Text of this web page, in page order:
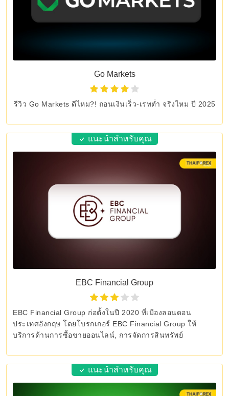
Go Markets
รีวิว Go Markets ดีไหม?! ถอนเงินเร็ว-เรทต่ำ จริงไหม ปี 2025
แนะนำสำหรับคุณ
EBC Financial Group
EBC Financial Group ก่อตั้งในปี 2020 ที่เมืองลอนดอน
ประเทศอังกฤษ โดยโบรกเกอร์ EBC Financial Group ให้
บริการด้านการซื้อขายออนไลน์, การจัดการสินทรัพย์
แนะนำสำหรับคุณ